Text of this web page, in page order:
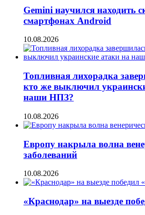
Gemini научился находить
смартфонах Android
10.08.2026
Топливная лихорадка
кто же выключил
наши НПЗ?
10.08.2026
Европу накрыла волна
заболеваний
10.08.2026
«Краснодар» на выезде